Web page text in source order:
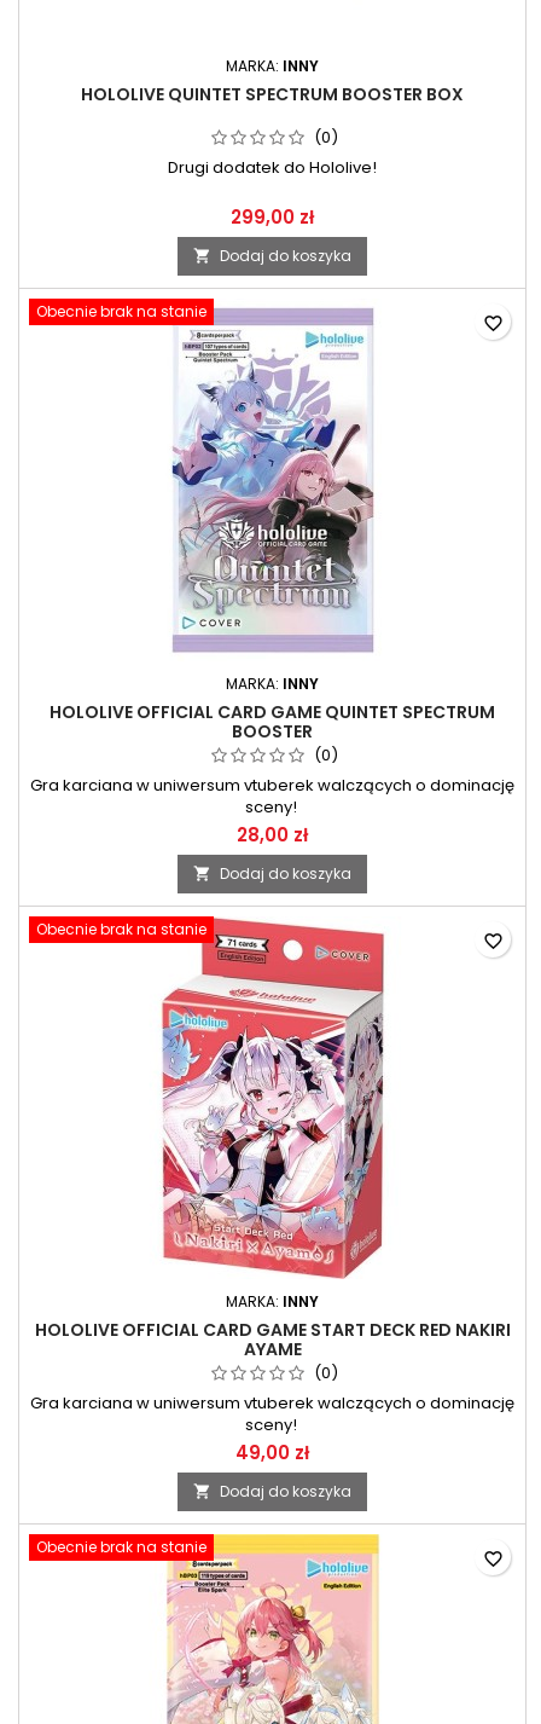
MARKA: INNY
HOLOLIVE QUINTET SPECTRUM BOOSTER BOX
(0)
Drugi dodatek do Hololive!
299,00 zł
 Dodaj do koszyka
Obecnie brak na stanie
MARKA: INNY
HOLOLIVE OFFICIAL CARD GAME QUINTET SPECTRUM
BOOSTER
(0)
Gra karciana w uniwersum vtuberek walczących o dominację
sceny!
28,00 zł
 Dodaj do koszyka
favorite_border
Obecnie brak na stanie
MARKA: INNY
HOLOLIVE OFFICIAL CARD GAME START DECK RED NAKIRI
AYAME
(0)
Gra karciana w uniwersum vtuberek walczących o dominację
sceny!
49,00 zł
 Dodaj do koszyka
favorite_border
Obecnie brak na stanie
favorite_border